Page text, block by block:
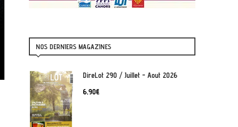
NOS DERNIERS MAGAZINES
DireLot 290 / Juillet - Aout 2026
6,90€